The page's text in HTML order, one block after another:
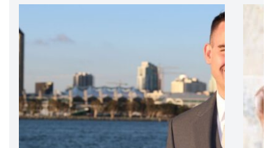
professionali